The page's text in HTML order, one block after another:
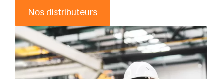
Nos distributeurs